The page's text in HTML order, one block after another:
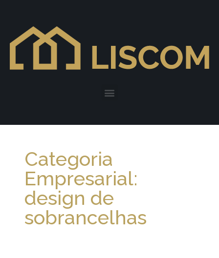
Categoria
Empresarial:
design de
sobrancelhas